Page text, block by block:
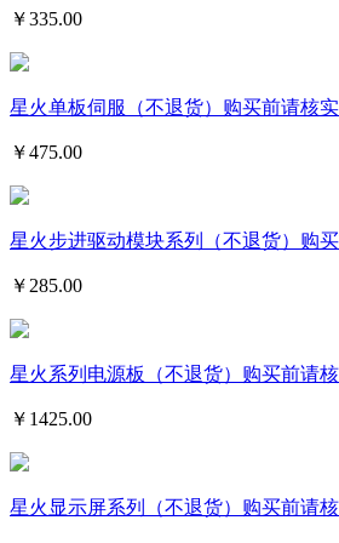
￥335.00
星火单板伺服（不退货）购买前请核
￥475.00
星火步进驱动模块系列（不退货）购
￥ 285.00
星火系列电源板（不退货）购买前请
￥ 1425.00
星火显示屏系列（不退货）购买前请